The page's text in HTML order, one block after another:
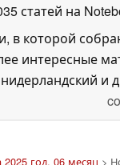
статей на
в которой
интересные
и
год, 06 месяц >